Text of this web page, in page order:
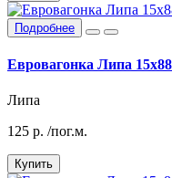
Подробнее
Евровагонка Липа
Липа
125 р. /пог.м.
Купить